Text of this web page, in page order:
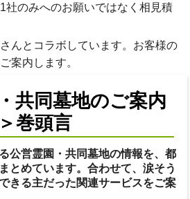
社のみへのお願いではなく相見積
んとコラボしています。お客様の
案内します。
共同墓地のご案内
＞巻頭言
公営霊園・共同墓地の情報を、都
とめています。合わせて、涙そう
きる主だった関連サービスをご案